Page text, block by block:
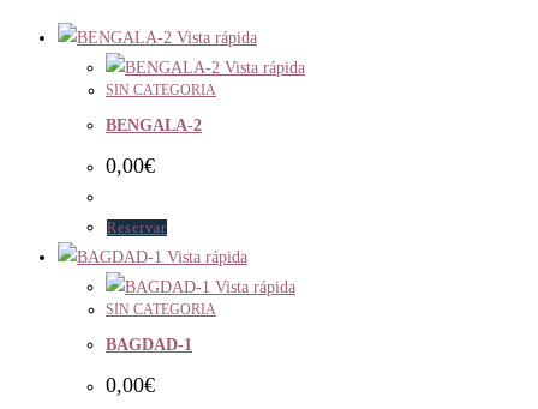
Vista rápida
Vista rápida
SIN CATEGORIA
BENGALA-2
0,00€
Reservar
Vista rápida
Vista rápida
SIN CATEGORIA
BAGDAD-1
0,00€